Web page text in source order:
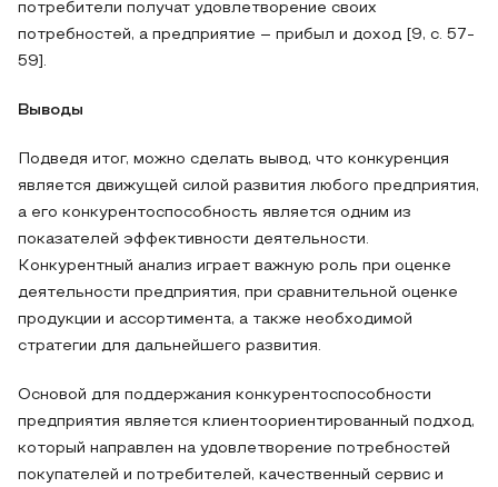
потребители получат удовлетворение своих
потребностей, а предприятие – прибыл и доход [9, с. 57-
59].
Выводы
Подведя итог, можно сделать вывод, что конкуренция
является движущей силой развития любого предприятия,
а его конкурентоспособность является одним из
показателей эффективности деятельности.
Конкурентный анализ играет важную роль при оценке
деятельности предприятия, при сравнительной оценке
продукции и ассортимента, а также необходимой
стратегии для дальнейшего развития.
Основой для поддержания конкурентоспособности
предприятия является клиентоориентированный подход,
который направлен на удовлетворение потребностей
покупателей и потребителей, качественный сервис и